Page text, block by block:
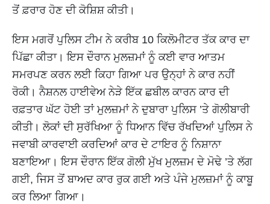
ਤੋਂ ਫ਼ਰਾਰ ਹੋਣ ਦੀ ਕੋਸ਼ਿਸ਼ ਕੀਤੀ।
ਇਸ ਮਗਰੋਂ ਪੁਲਿਸ ਟੀਮ ਨੇ ਕਰੀਬ 10 ਕਿਲੋਮੀਟਰ ਤੱਕ ਕਾਰ ਦਾ
ਪਿੱਛਾ ਕੀਤਾ। ਇਸ ਦੌਰਾਨ ਮੁਲਜ਼ਮਾਂ ਨੂੰ ਕਈ ਵਾਰ ਆਤਮ
ਸਮਰਪਣ ਕਰਨ ਲਈ ਕਿਹਾ ਗਿਆ ਪਰ ਉਨ੍ਹਾਂ ਨੇ ਕਾਰ ਨਹੀਂ
ਰੋਕੀ। ਨੈਸ਼ਨਲ ਹਾਈਵੇਅ ਨੇੜੇ ਇੱਕ ਛਬੀਲ ਕਾਰਨ ਕਾਰ ਦੀ
ਰਫ਼ਤਾਰ ਘੱਟ ਹੋਈ ਤਾਂ ਮੁਲਜ਼ਮਾਂ ਨੇ ਦੁਬਾਰਾ ਪੁਲਿਸ ’ਤੇ ਗੋਲੀਬਾਰੀ
ਕੀਤੀ। ਲੋਕਾਂ ਦੀ ਸੁਰੱਖਿਆ ਨੂੰ ਧਿਆਨ ਵਿੱਚ ਰੱਖਦਿਆਂ ਪੁਲਿਸ ਨੇ
ਜਵਾਬੀ ਕਾਰਵਾਈ ਕਰਦਿਆਂ ਕਾਰ ਦੇ ਟਾਇਰ ਨੂੰ ਨਿਸ਼ਾਨਾ
ਬਣਾਇਆ। ਇਸ ਦੌਰਾਨ ਇੱਕ ਗੋਲੀ ਮੁੱਖ ਮੁਲਜ਼ਮ ਦੇ ਮੋਢੇ ’ਤੇ ਲੱਗ
ਗਈ, ਜਿਸ ਤੋਂ ਬਾਅਦ ਕਾਰ ਰੁਕ ਗਈ ਅਤੇ ਪੰਜੇ ਮੁਲਜ਼ਮਾਂ ਨੂੰ ਕਾਬੂ
ਕਰ ਲਿਆ ਗਿਆ।